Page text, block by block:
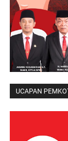
UCAPAN